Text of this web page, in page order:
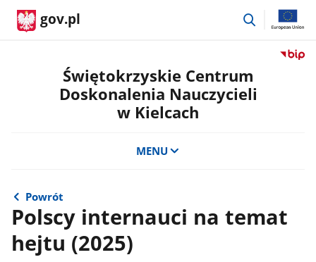
gov.pl
przejdź
Przejdź
Świętokrzyskie Centrum
Doskonalenia Nauczycieli
w Kielcach
MENU
Powrót
Polscy internauci na temat
hejtu (2025)